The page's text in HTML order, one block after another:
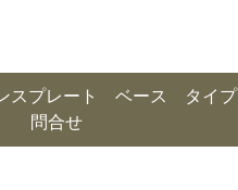
スプレート ベース タイ
問合せ